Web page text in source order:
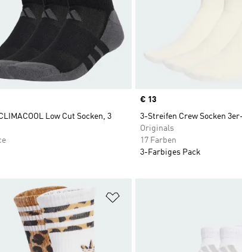
Low Cut Socken, 3
Price
€ 13
3-Streifen Crew Socken
Originals
17 Farben
3-Farbiges Pack
hinzufügen